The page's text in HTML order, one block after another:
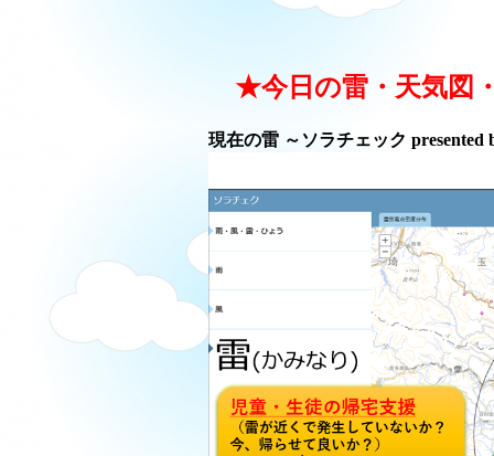
★今日の雷・天気図
現在の雷 ～ソラチェック presented